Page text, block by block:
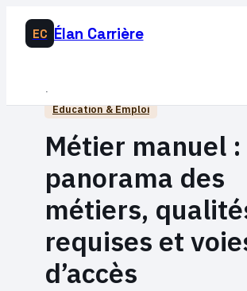
EC Élan Carrière
Business
Éducation & Emploi
Lifestyle
Éducation & Emploi
Métier manuel :
panorama des
métiers,
requises et
d’accès